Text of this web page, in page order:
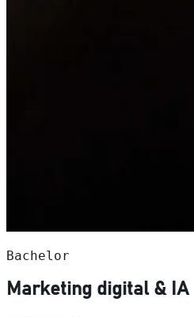
Bachelor
Marketing digital & IA